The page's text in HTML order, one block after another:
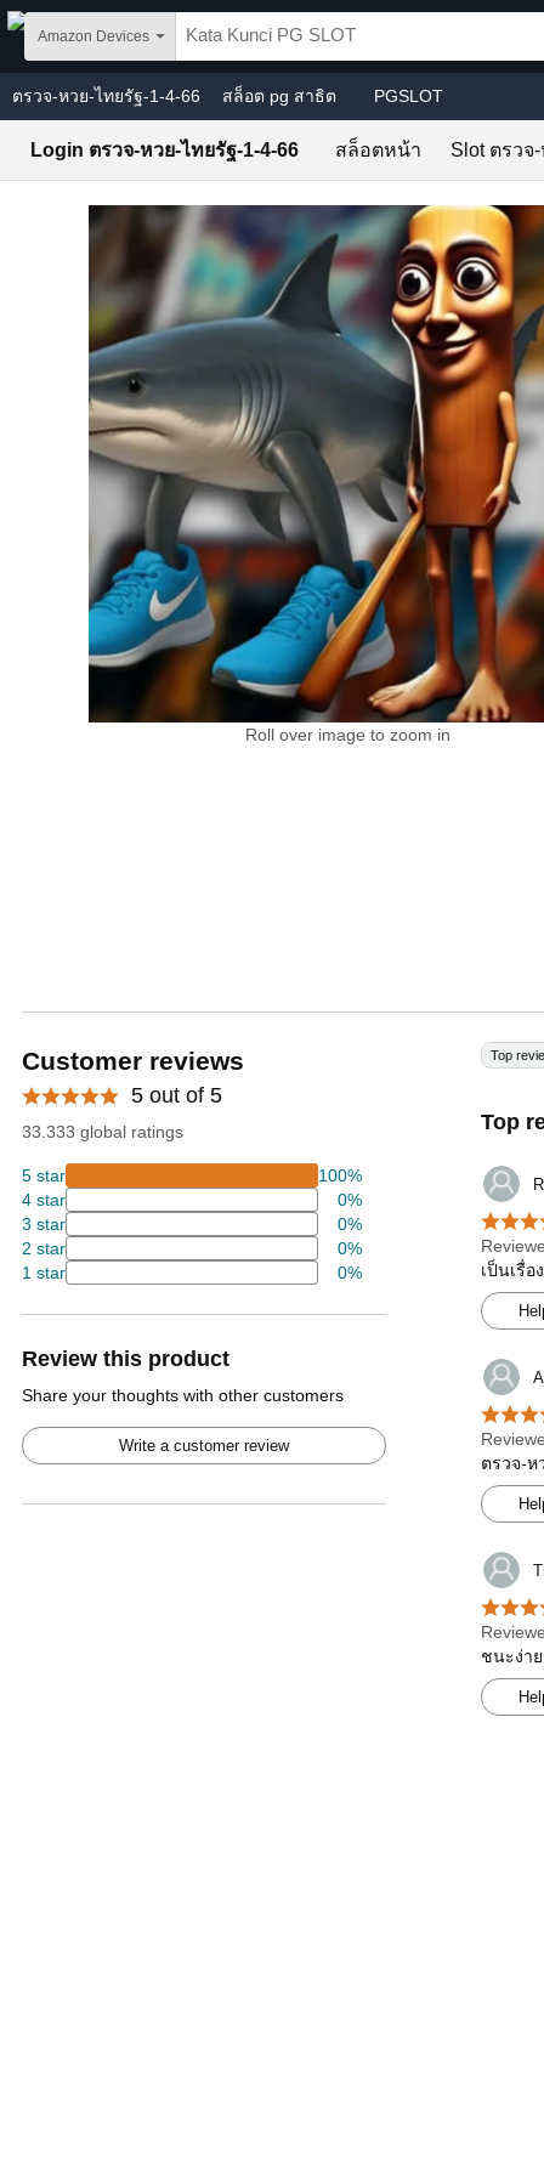
Skip to main content
Amazon Devices
ตรวจ-หวย-ไทยรัฐ-1-4-66 สล็อต pg สาธิต PGSLOT
Login ตรวจ-หวย-ไทยรัฐ-1-4-66 สล็อตหน้า Slot ตรวจ
Roll over image to zoom in
Customer reviews
5 out of 5
33.333 global ratings
5 star
100%
4 star
0%
3 star
0%
2 star
0%
1 star
0%
Review this product
Share your thoughts with other customers
Write a customer review
Top
Top
เป็นเรื่
ตรวจ-ห
ชนะง่า